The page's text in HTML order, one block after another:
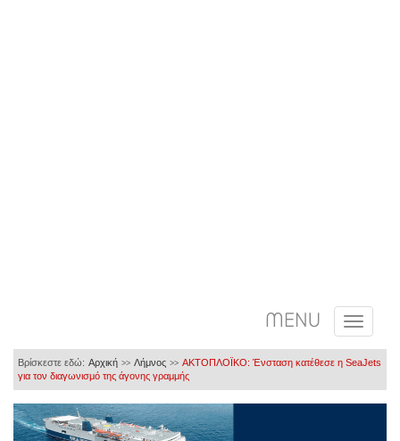
MENU
Βρίσκεστε εδώ: Αρχική >> Λήμνος >> ΑΚΤΟΠΛΟΪΚΟ: Ένσταση κατέθεσε η SeaJets
για τον διαγωνισμό της άγονης γραμμής